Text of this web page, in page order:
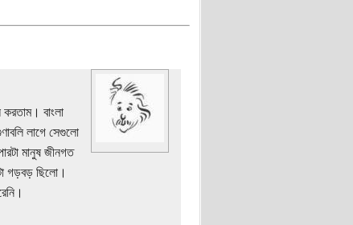
বাংলা
লাগে সেগুলো
মানুষ জীনগত
গড়বড় ছিলো।